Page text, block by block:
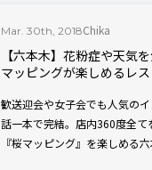
Mar. 30th, 2018Chika
【六本木】花粉症や天気
マッピングが楽しめるレ
歓送迎会や女子会でも人気の
話一本で完結。店内360度全
『桜マッピング』を楽しめる